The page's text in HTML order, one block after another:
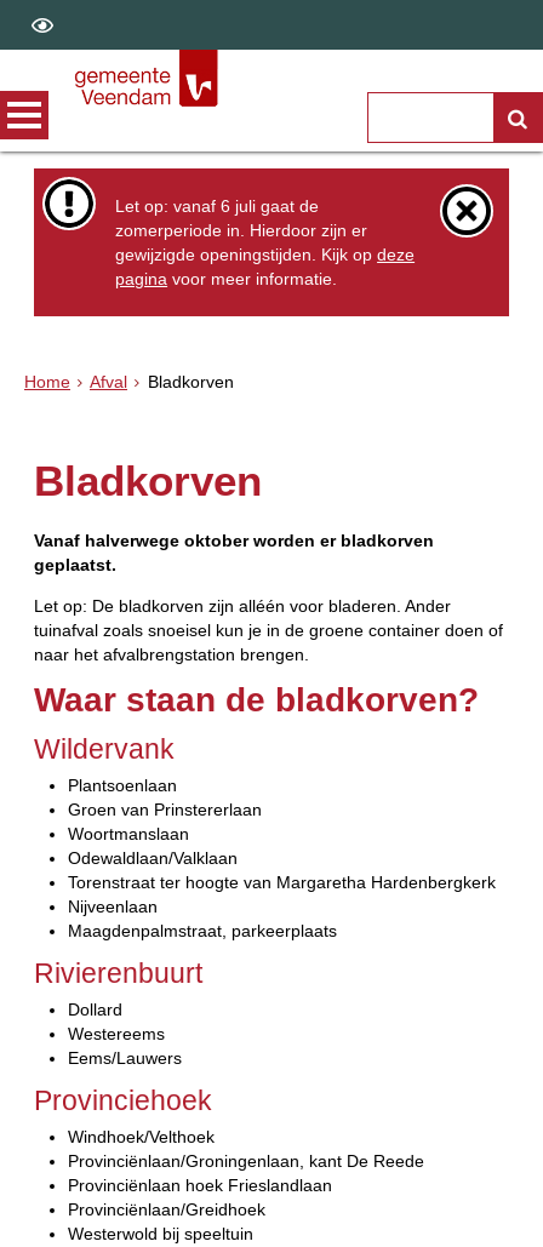
Let op: vanaf 6 juli gaat de
zomerperiode in. Hierdoor zijn er
gewijzigde openingstijden. Kijk opdeze
pagina voor meer informatie.
Home Afval Bladkorven
Bladkorven
Vanaf halverwege oktober worden er bladkorven
geplaatst.
Let op: De bladkorven zijn alléén voor bladeren. Ander
tuinafval zoals snoeisel kun je in de groene container doen of
naar het afvalbrengstation brengen.
Waar staan de bladkorven?
Wildervank
Plantsoenlaan
Groen van Prinstererlaan
Woortmanslaan
Odewaldlaan/Valklaan
Torenstraat ter hoogte van Margaretha Hardenbergkerk
Nijveenlaan
Maagdenpalmstraat, parkeerplaats
Rivierenbuurt
Dollard
Westereems
Eems/Lauwers
Provinciehoek
Windhoek/Velthoek
Provinciënlaan/Groningenlaan, kant De Reede
Provinciënlaan hoek Frieslandlaan
Provinciënlaan/Greidhoek
Westerwold bij speeltuin